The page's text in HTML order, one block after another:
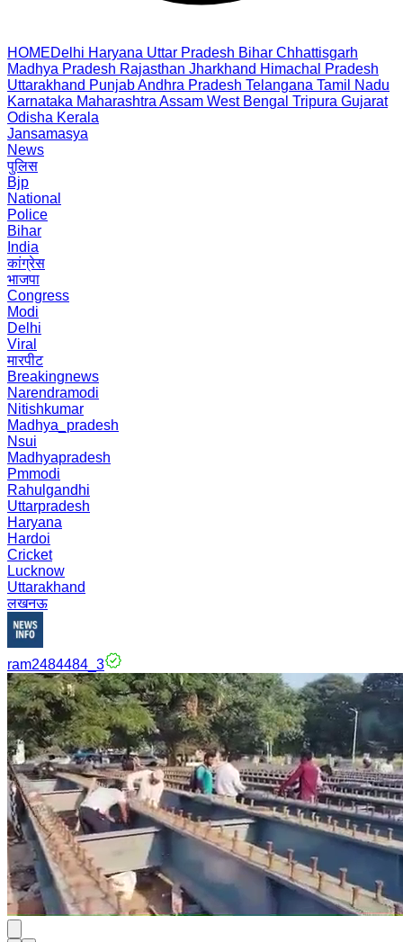
HOMEDelhi Haryana Uttar Pradesh Bihar Chhattisgarh
Madhya Pradesh Rajasthan Jharkhand Himachal Pradesh
Uttarakhand PunjabAndhra Pradesh Telangana Tamil Nadu
Karnataka Maharashtra Assam West Bengal Tripura Gujarat
Odisha Kerala
Jansamasya
News
पुलिस
Bjp
National
Police
Bihar
India
कांग्रेस
भाजपा
Congress
Modi
Delhi
Viral
मारपीट
Breakingnews
Narendramodi
Nitishkumar
Madhya_pradesh
Nsui
Madhyapradesh
Pmmodi
Rahulgandhi
Uttarpradesh
Haryana
Hardoi
Cricket
Lucknow
Uttarakhand
लखनऊ
ram2484484_3